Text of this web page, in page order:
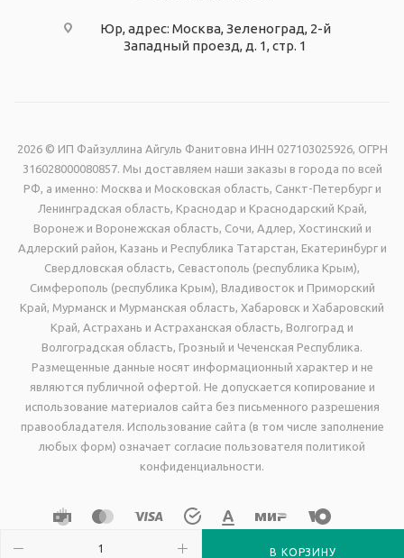
В КОРЗИНУ
Юр, адрес: Москва, Зеленоград, 2-й
Западный проезд, д. 1, стр. 1
2026 © ИП Файзуллина Айгуль Фанитовна ИНН 027103025926, ОГРН
316028000080857. Мы доставляем наши заказы в города по всей
РФ, а именно: Москва и Московская область, Санкт-Петербург и
Ленинградская область, Краснодар и Краснодарский Край,
Воронеж и Воронежская область, Сочи, Адлер, Хостинский и
Адлерский район, Казань и Республика Татарстан, Екатеринбург и
Свердловская область, Севастополь (республика Крым),
Симферополь (республика Крым), Владивосток и Приморский
Край, Мурманск и Мурманская область, Хабаровск и Хабаровский
Край, Астрахань и Астраханская область, Волгоград и
Волгоградская область, Грозный и Чеченская Республика.
Размещенные данные носят информационный характер и не
являются публичной офертой. Не допускается копирование и
использование материалов сайта без письменного разрешения
правообладателя. Использование сайта (в том числе заполнение
любых форм) означает согласие пользователя политикой
конфиденциальности.